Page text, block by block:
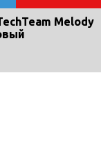
Melody